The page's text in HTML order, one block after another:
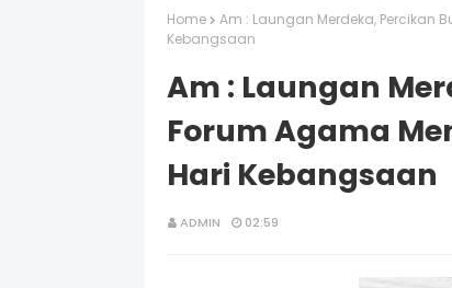
Home
Am : Laungan Merdeka, Percikan
Kebangsaan
Am : Laungan
Forum Agama
Hari Kebangsaan
ADMIN 02:59